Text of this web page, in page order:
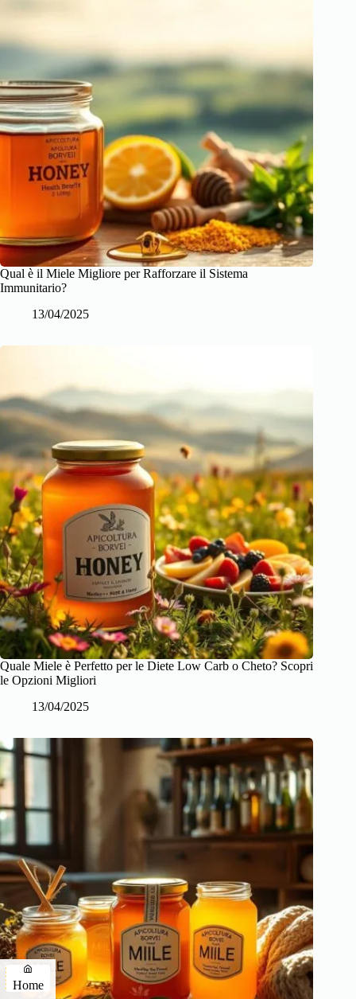
Qual è il Miele Migliore per Rafforzare il Sistema
Immunitario?
13/04/2025
Quale Miele è Perfetto per le Diete Low Carb o Cheto? Scopri
le Opzioni Migliori
13/04/2025
Home